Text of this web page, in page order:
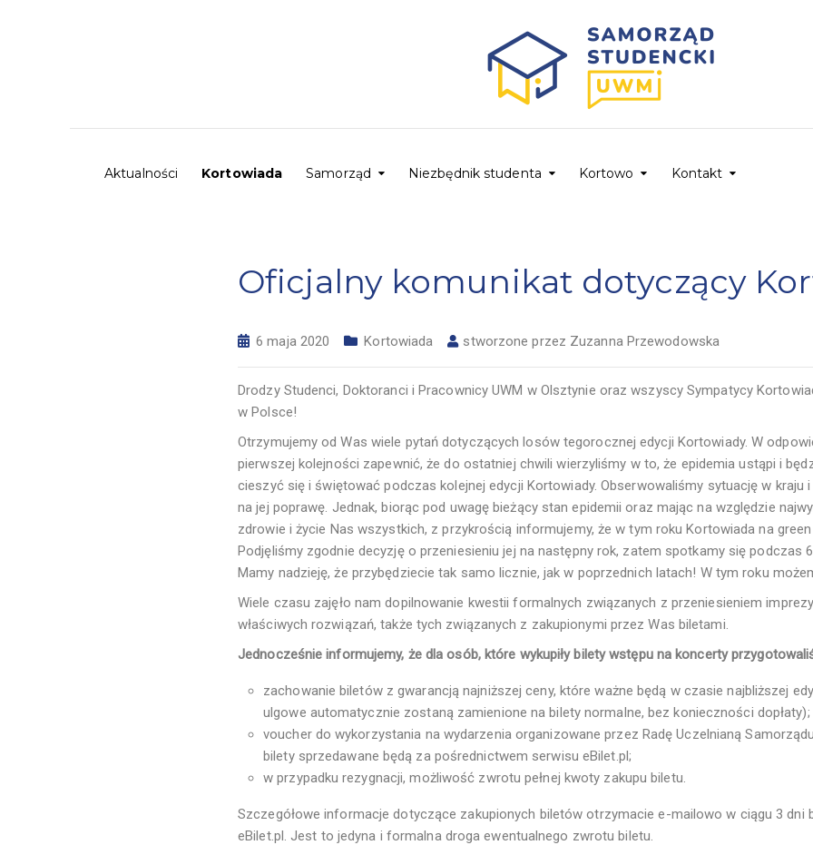
Aktualności Kortowiada Samorząd Niezbędnik studenta Kortowo Kontakt
Oficjalny komunikat dotyczący
6 maja 2020 Kortowiada stworzone przez Zuzanna Przewodowska
Drodzy Studenci, Doktoranci i Pracownicy UWM w Olsztynie oraz wszyscy Sympatycy
w Polsce!
Otrzymujemy od Was wiele pytań dotyczących losów tegorocznej edycji Kortowiady. W
pierwszej kolejności zapewnić, że do ostatniej chwili wierzyliśmy w to, że epidemia ustąpi i
cieszyć się i świętować podczas kolejnej edycji Kortowiady. Obserwowaliśmy sytuację w kraju
na jej poprawę. Jednak, biorąc pod uwagę bieżący stan epidemii oraz mając na względzie
zdrowie i życie Nas wszystkich, z przykrością informujemy, że w tym roku Kortowiada na green
Podjęliśmy zgodnie decyzję o przeniesieniu jej na następny rok, zatem spotkamy się podczas
Mamy nadzieję, że przybędziecie tak samo licznie, jak w poprzednich latach! W tym roku
Wiele czasu zajęło nam dopilnowanie kwestii formalnych związanych z przeniesieniem
właściwych rozwiązań, także tych związanych z zakupionymi przez Was biletami.
Jednocześnie informujemy, że dla osób, które wykupiły bilety wstępu na koncerty
zachowanie biletów z gwarancją najniższej ceny, które ważne będą w czasie najbliższej
ulgowe automatycznie zostaną zamienione na bilety normalne, bez konieczności dopłaty);
voucher do wykorzystania na wydarzenia organizowane przez Radę Uczelnianą
bilety sprzedawane będą za pośrednictwem serwisu eBilet.pl;
w przypadku rezygnacji, możliwość zwrotu pełnej kwoty zakupu biletu.
Szczegółowe informacje dotyczące zakupionych biletów otrzymacie e-mailowo w ciągu 3 dni
eBilet.pl. Jest to jedyna i formalna droga ewentualnego zwrotu biletu.